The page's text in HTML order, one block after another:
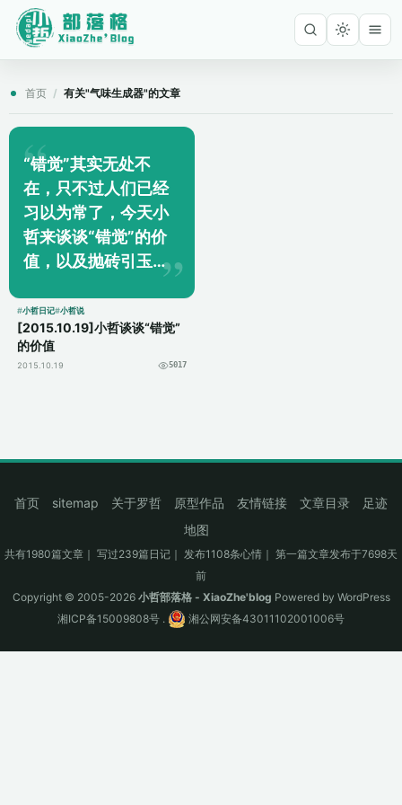
首页 / 有关"气味生成器"的文章
“错觉”其实无处不
在，只不过人们已经
习以为常了，今天小
哲来谈谈“错觉”的价
值，以及抛砖引玉来
路。 在人们的娱乐需
求下，“错觉”是最直
接的幕后英雄，最直
小哲日记 小哲说
[2015.10.19]小哲谈谈“错觉”
的价值
2015.10.19 5017
首页 sitemap 关于罗哲 原型作品 友情链接 文章目录
足迹
地图
共有1980篇文章｜ 写过239篇日记｜ 发布1108条心情｜ 第一篇文章发布于7698天
前
Copyright © 2005-2026 小哲部落格 - XiaoZhe'blog Powered by WordPress
湘ICP备15009808号 . 湘公网安备43011102001006号